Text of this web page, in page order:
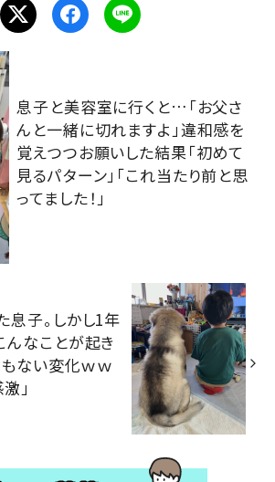
息子と美容室に行くと…「お父さ
んと一緒に切れますよ」違和感を
覚えつつお願いした結果「初めて
見るパターン」「これ当たり前と思
ってました！」
息子。しかし1年
んなことが起き
もない変化ｗｗ
」